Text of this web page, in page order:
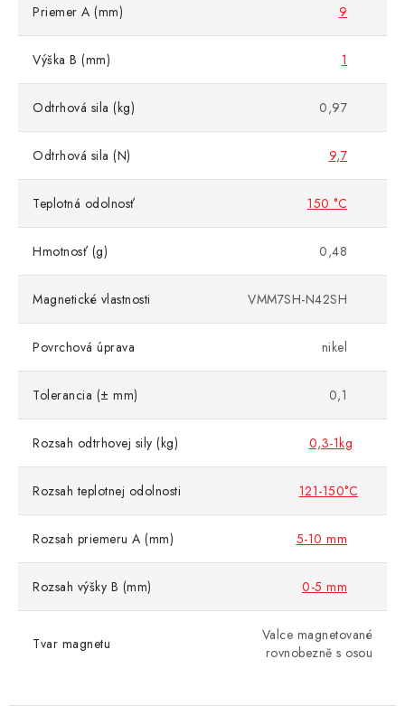
Priemer A (mm) 9
Výška B (mm) 1
Odtrhová sila (kg) 0,97
Odtrhová sila (N) 9,7
Teplotná odolnosť 150 °C
Hmotnosť (g) 0,48
Magnetické vlastnosti VMM7SH-N42SH
Povrchová úprava nikel
Tolerancia (± mm) 0,1
Rozsah odtrhovej sily (kg) 0,3-1kg
Rozsah teplotnej odolnosti 121-150°C
Rozsah priemeru A (mm) 5-10 mm
Rozsah výšky B (mm) 0-5 mm
Tvar magnetu
Valce magnetované
rovnobezně s osou